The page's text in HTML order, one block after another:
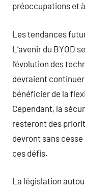
préoccupations et
Les tendances
L’avenir du BYOD
l’évolution des
devraient
bénéficier de la
Cependant, la
resteront des
devront sans
ces défis.
La législation